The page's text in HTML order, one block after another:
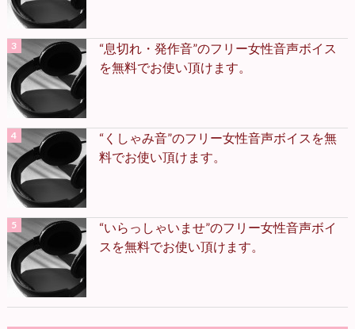
“息切れ・発作音”のフリー女性音声ボイス
を無料でお使い頂けます。
“くしゃみ音”のフリー女性音声ボイスを無
料でお使い頂けます。
“いらっしゃいませ”のフリー女性音声ボイ
スを無料でお使い頂けます。